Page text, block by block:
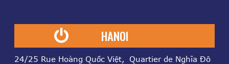
HANOI
24/25 Rue Hoàng Quốc Việt, Quartier de Nghĩa Đô